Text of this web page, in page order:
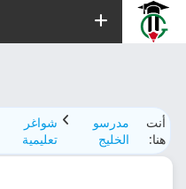
أنت
هنا:
مدرسو
الخليج
شواغر
تعليمية